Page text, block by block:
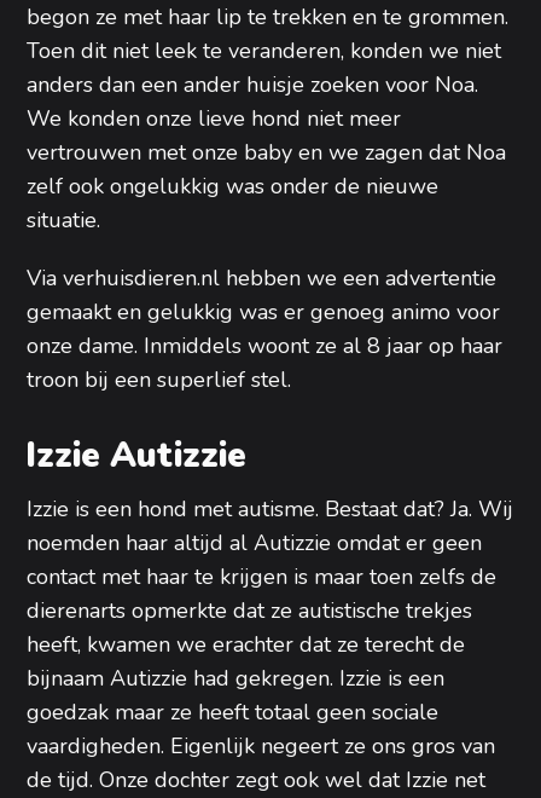
begon ze met haar lip te trekken en te grommen.
Toen dit niet leek te veranderen, konden we niet
anders dan een ander huisje zoeken voor Noa.
We konden onze lieve hond niet meer
vertrouwen met onze baby en we zagen dat Noa
zelf ook ongelukkig was onder de nieuwe
situatie.
Via verhuisdieren.nl hebben we een advertentie
gemaakt en gelukkig was er genoeg animo voor
onze dame. Inmiddels woont ze al 8 jaar op haar
troon bij een superlief stel.
Izzie Autizzie
Izzie is een hond met autisme. Bestaat dat? Ja. Wij
noemden haar altijd al Autizzie omdat er geen
contact met haar te krijgen is maar toen zelfs de
dierenarts opmerkte dat ze autistische trekjes
heeft, kwamen we erachter dat ze terecht de
bijnaam Autizzie had gekregen. Izzie is een
goedzak maar ze heeft totaal geen sociale
vaardigheden. Eigenlijk negeert ze ons gros van
de tijd. Onze dochter zegt ook wel dat Izzie net